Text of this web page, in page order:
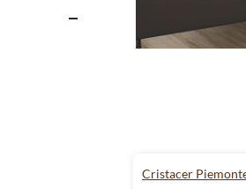
Cristacer